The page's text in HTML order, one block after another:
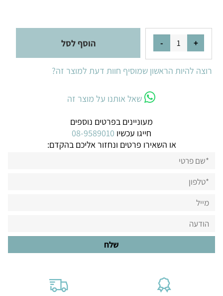
הוסף לסל
רוצה להיות הראשון שמוסיף חוות דעת למוצר זה?
שאל אותנו על מוצר זה
מעוניינים בפרטים נוספים
חייגו עכשיו 08-9589010
או השאירו פרטים ונחזור אליכם בהקדם: